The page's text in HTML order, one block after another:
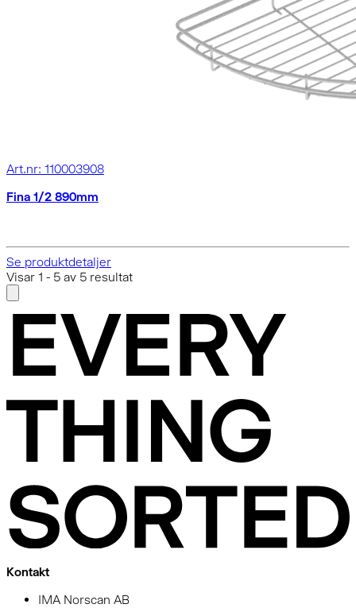
Art.nr: 110003908
Fina 1/2 890mm
Se produktdetaljer
Visar 1 - 5 av 5 resultat
Kontakt
IMA Norscan AB